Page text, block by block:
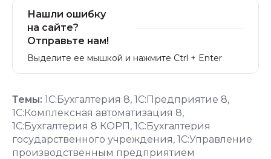
Нашли ошибку
на сайте?
Отправьте нам!
Выделите ее мышкой и нажмите Ctrl + Enter
Темы: 1С:Бухгалтерия 8, 1С:Предприятие 8,
1С:Комплексная автоматизация 8,
1С:Бухгалтерия 8 КОРП, 1С:Бухгалтерия
государственного учреждения, 1С:Управление
производственным предприятием